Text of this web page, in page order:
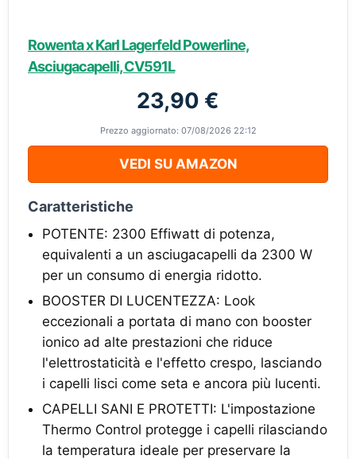
Rowenta x Karl Lagerfeld Powerline,
Asciugacapelli, CV591L
23,90 €
Prezzo aggiornato: 07/08/2026 22:12
VEDI SU AMAZON
Caratteristiche
POTENTE: 2300 Effiwatt di potenza,
equivalenti a un asciugacapelli da 2300 W
per un consumo di energia ridotto.
BOOSTER DI LUCENTEZZA: Look
eccezionali a portata di mano con booster
ionico ad alte prestazioni che riduce
l'elettrostaticità e l'effetto crespo, lasciando
i capelli lisci come seta e ancora più lucenti.
CAPELLI SANI E PROTETTI: L'impostazione
Thermo Control protegge i capelli rilasciando
la temperatura ideale per preservare la